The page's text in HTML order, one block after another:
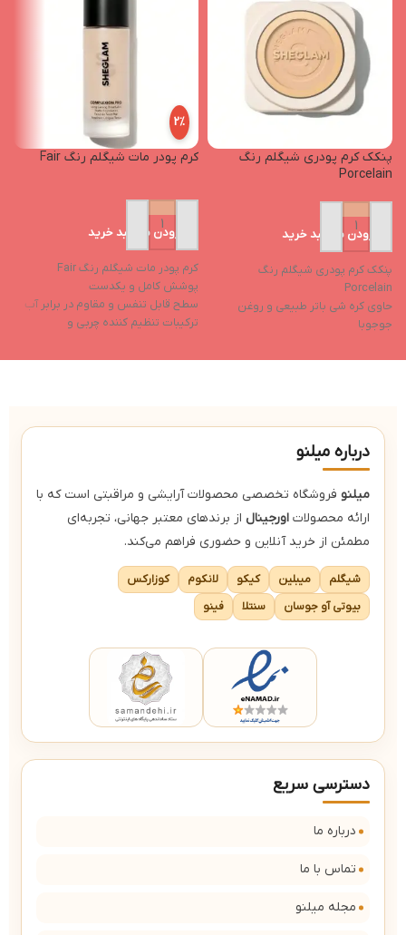
پنکک کرم پودری شیگلم رنگ
Porcelain
افزودن به سبد خرید
پنکک کرم پودری شیگلم رنگ
Porcelain
حاوی کره شی باتر طبیعی و روغن
جوجوبا
ایجاد رطوبت پوست و حفظ آن
2%
کرم پودر مات شیگلم رنگ Fair
افزودن به سبد خرید
کرم پودر مات شیگلم رنگ Fair
پوشش کامل و یکدست
سطح قابل تنفس و مقاوم در برابر آب
ترکیبات تنظیم کننده چربی و
بدون عطر و مواد حساسیت‌زا
درباره میلنو
میلنو فروشگاه تخصصی محصولات آرایشی و مراقبتی است که با
ارائه محصولات اورجینال از برندهای معتبر جهانی، تجربه‌ای
مطمئن از خرید آنلاین و حضوری فراهم می‌کند.
شیگلم میبلین کیکو لانکوم
کوزارکس
بیوتی آو جوسان
سنتلا فینو
دسترسی سریع
درباره ما
تماس با ما
مجله میلنو